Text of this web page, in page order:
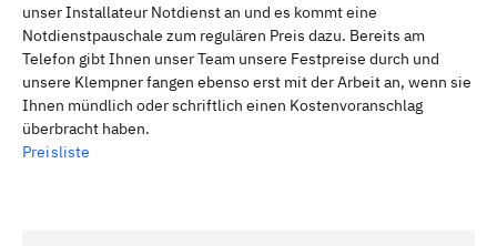
unser Installateur Notdienst an und es kommt eine
Notdienstpauschale zum regulären Preis dazu. Bereits am
Telefon gibt Ihnen unser Team unsere Festpreise durch und
unsere Klempner fangen ebenso erst mit der Arbeit an, wenn sie
Ihnen mündlich oder schriftlich einen Kostenvoranschlag
überbracht haben.
Preisliste